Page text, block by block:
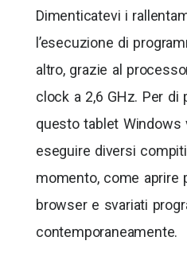
Dimenticatevi i
l’esecuzione di
altro, grazie al
clock a 2,6 GHz. Per di
questo tablet Windows
eseguire diversi
momento, come aprire
browser e svariati
contemporaneamente.